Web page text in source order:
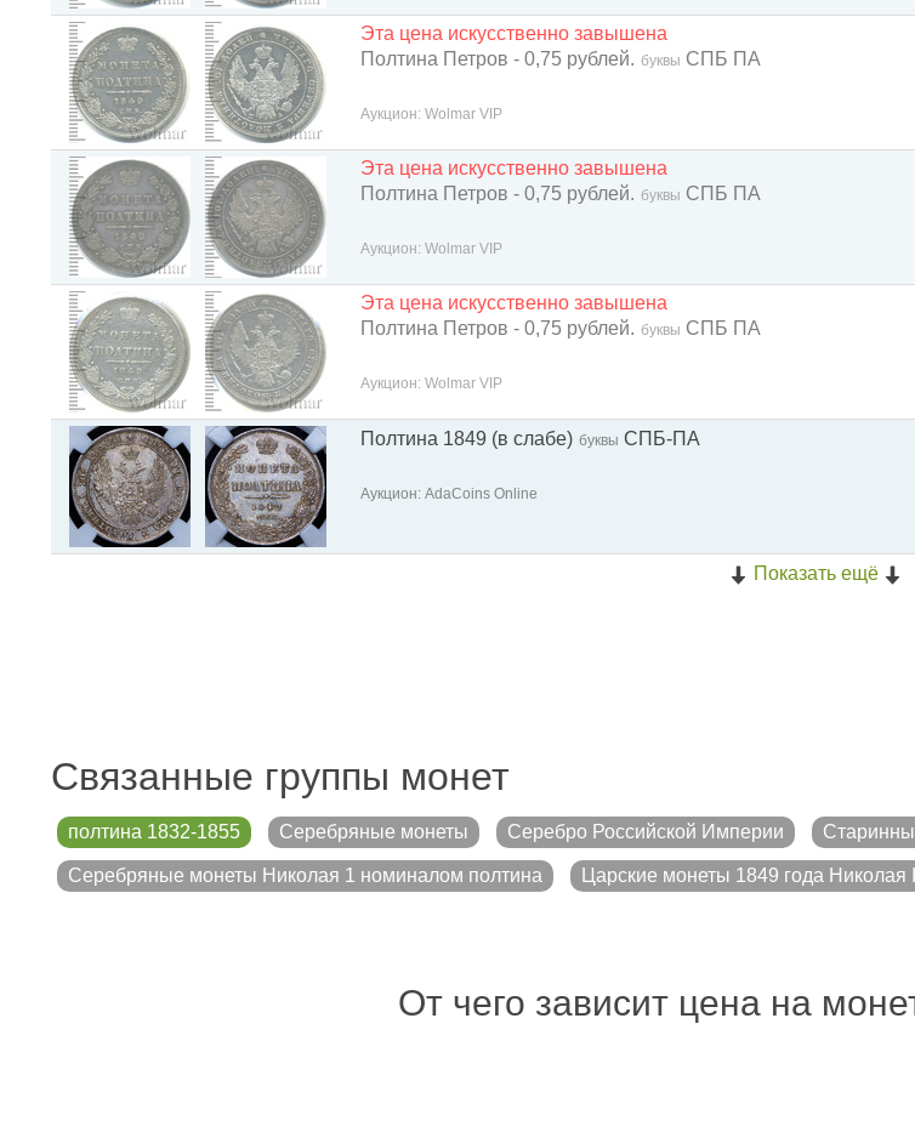
Эта цена искусственно завышена
Полтина Петров - 0,75 рублей. буквы СПБ ПА
Аукцион: Wolmar VIP
Эта цена искусственно завышена
Полтина Петров - 0,75 рублей. буквы СПБ ПА
Аукцион: Wolmar VIP
Эта цена искусственно завышена
Полтина Петров - 0,75 рублей. буквы СПБ ПА
Аукцион: Wolmar VIP
Полтина 1849 (в слабе) буквы СПБ-ПА
Аукцион: AdaCoins Online
Показать ещё
Связанные группы монет
полтина 1832-1855 Серебряные монеты Серебро Российской Империи
Серебряные монеты Николая 1 номиналом полтина Царские монеты 1849 года Николая I
От чего зависит цена на